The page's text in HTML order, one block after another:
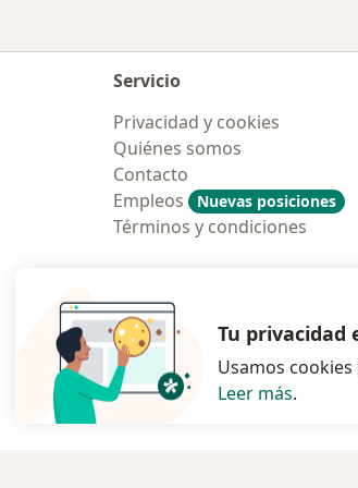
Servicio
Privacidad y cookies
Quiénes somos
Contacto
Empleos
Nuevas posiciones
Términos y condiciones
Polska
Tu privacidad
Usamos
Leer más.